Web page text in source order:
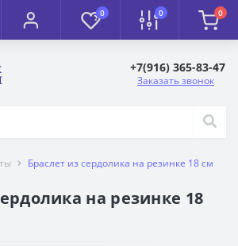
0 0 0
+7(916) 365-83-47
Заказать звонок
Браслет из сердолика на резинке 18 см
на резинке 18